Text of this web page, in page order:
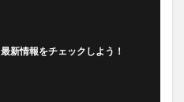
最新情報をチェックしよう！